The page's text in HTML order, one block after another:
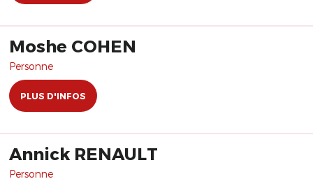
Moshe COHEN
Personne
PLUS D'INFOS
Annick RENAULT
Personne